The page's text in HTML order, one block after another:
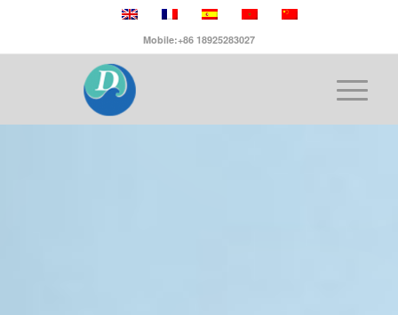
Mobile:+86 18925283027